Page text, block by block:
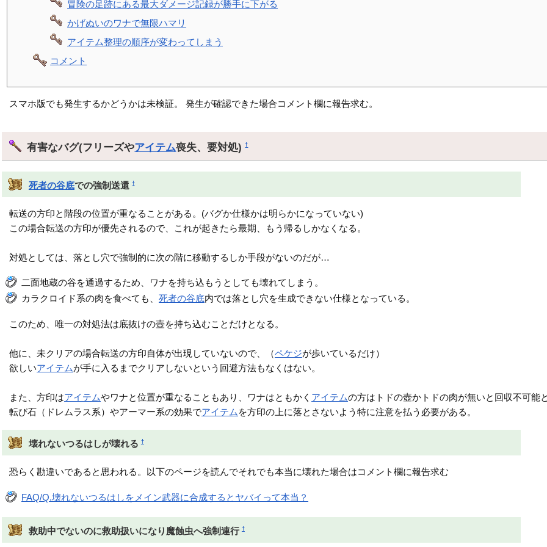
冒険の足跡にある最大ダメージ記録が勝手に下がる
かげぬいのワナで無限ハマリ
アイテム整理の順序が変わってしまう
コメント
スマホ版でも発生するかどうかは未検証。 発生が確認できた場合コメント欄に報告求む。
有害なバグ(フリーズやアイテム喪失、要対処)†
死者の谷底での強制送還 †
転送の方印と階段の位置が重なることがある。(バグか仕様かは明らかになっていない)
この場合転送の方印が優先されるので、これが起きたら最期、もう帰るしかなくなる。
対処としては、落とし穴で強制的に次の階に移動するしか手段がないのだが…
二面地蔵の谷を通過するため、ワナを持ち込もうとしても壊れてしまう。
カラクロイド系の肉を食べても、死者の谷底内では落とし穴を生成できない仕様となっている。
このため、唯一の対処法は底抜けの壺を持ち込むことだけとなる。
他に、未クリアの場合転送の方印自体が出現していないので、（ペケジが歩いているだけ）
欲しいアイテムが手に入るまでクリアしないという回避方法もなくはない。
また、方印はアイテムやワナと位置が重なることもあり、ワナはともかく アイテムの方はトドの壺かトドの肉が無いと回収不可能
転び石（ドレムラス系）やアーマー系の効果でアイテム を方印の上に落とさないよう特に注意を払う必要がある。
壊れないつるはしが壊れる †
恐らく勘違いであると思われる。以下のページを読んでそれでも本当に壊れた場合はコメント欄に報告求む
FAQ/Q.壊れないつるはしをメイン武器に合成するとヤバイって本当？
救助中でないのに救助扱いになり魔蝕虫へ強制連行 †